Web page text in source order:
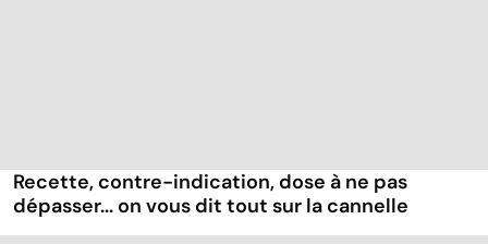
Recette, contre-indication, dose à ne pas
dépasser... on vous dit tout sur la cannelle